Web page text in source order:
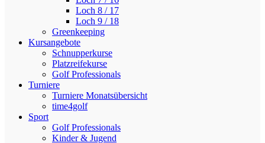
Loch 8 / 17
Loch 9 / 18
Greenkeeping
Kursangebote
Schnupperkurse
Platzreifekurse
Golf Professionals
Turniere
Turniere Monatsübersicht
time4golf
Sport
Golf Professionals
Kinder & Jugend